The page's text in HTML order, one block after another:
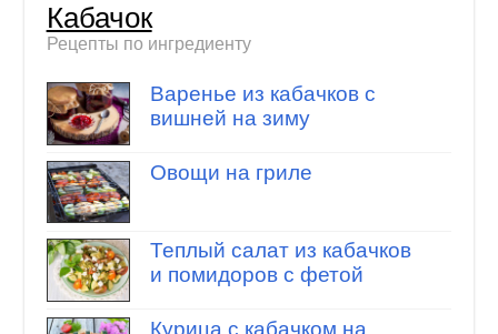
Кабачок
Рецепты по ингредиенту
Варенье из кабачков с
вишней на зиму
Овощи на гриле
Теплый салат из кабачков
и помидоров с фетой
Курица с кабачком на